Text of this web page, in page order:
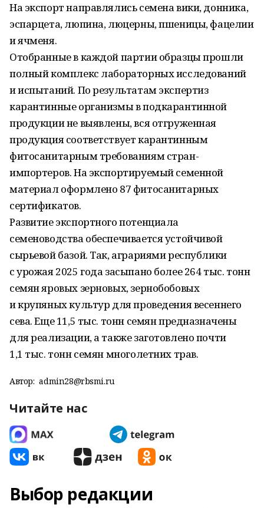
На экспорт направлялись семена вики, донника,
эспарцета, люпина, люцерны, пшеницы, фацелии
и ячменя.
Отобранные в каждой партии образцы прошли
полный комплекс лабораторных исследований
и испытаний. По результатам экспертиз
карантинные организмы в подкарантинной
продукции не выявлены, вся отгруженная
продукция соответствует карантинным
фитосанитарным требованиям стран-
импортеров. На экспортируемый семенной
материал оформлено 87 фитосанитарных
сертификатов.
Развитие экспортного потенциала
семеноводства обеспечивается устойчивой
сырьевой базой. Так, аграриями республики
с урожая 2025 года засыпано более 264 тыс. тонн
семян яровых зерновых, зернобобовых
и крупяных культур для проведения весеннего
сева. Еще 11,5 тыс. тонн семян предназначены
для реализации, а также заготовлено почти
1,1 тыс. тонн семян многолетних трав.
Автор: admin28@rbsmi.ru
Читайте нас
Выбор редакции